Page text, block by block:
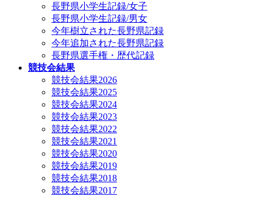
長野県小学生記録/女子
長野県小学生記録/男女
今年樹立された長野県記録
今年追加された長野県記録
長野県選手権・歴代記録
競技会結果
競技会結果2026
競技会結果2025
競技会結果2024
競技会結果2023
競技会結果2022
競技会結果2021
競技会結果2020
競技会結果2019
競技会結果2018
競技会結果2017